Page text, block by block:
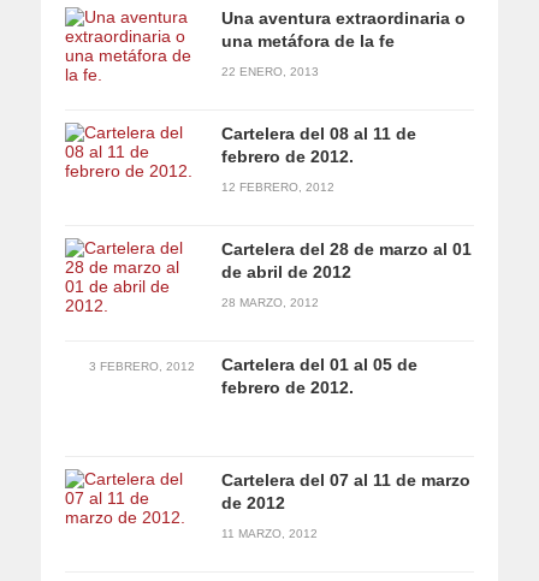
Una aventura extraordinaria o
una metáfora de la fe
22 ENERO, 2013
Cartelera del 08 al 11 de
febrero de 2012.
12 FEBRERO, 2012
Cartelera del 28 de marzo al 01
de abril de 2012
28 MARZO, 2012
Cartelera del 01 al 05 de
febrero de 2012.
3 FEBRERO, 2012
Cartelera del 07 al 11 de marzo
de 2012
11 MARZO, 2012